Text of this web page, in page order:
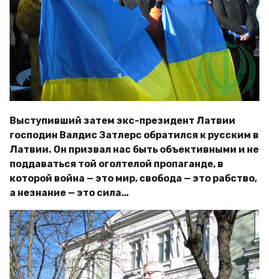
Выступивший затем экс-президент Латвии
господин Валдис Затлерс обратился к русским в
Латвии. Он призвал нас быть объективными и не
поддаваться той оголтелой пропаганде, в
которой война — это мир, свобода — это рабство,
а незнание — это сила…